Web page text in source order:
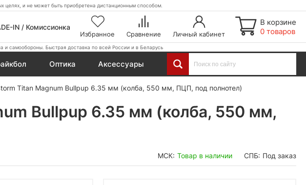
целях, и не может быть приобретена дистанционным способом.
IN / Комиссионка
Избранное Сравнение Личный кабинет
В корзине
0 товаров
и самообороны. Быстрая доставка по всей России и в Беларусь
Оптика Аксессуары
Titan Magnum Bullpup 6.35 мм (колба, 550 мм, ПЦП, под полнотел)
Bullpup 6.35 мм (колба, 550 мм,
МСК: Товар в наличии СПБ: Под заказ